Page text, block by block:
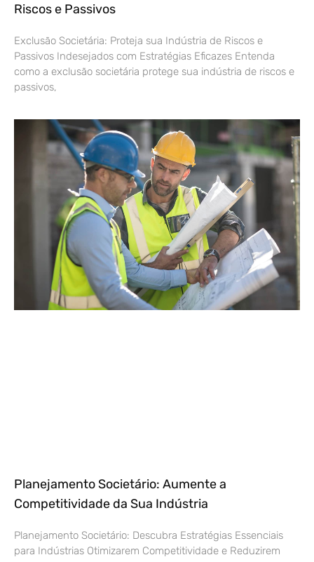
Riscos e Passivos
Exclusão Societária: Proteja sua Indústria de Riscos e
Passivos Indesejados com Estratégias Eficazes Entenda
como a exclusão societária protege sua indústria de riscos e
passivos,
Planejamento Societário: Aumente a
Competitividade da Sua Indústria
Planejamento Societário: Descubra Estratégias Essenciais
para Indústrias Otimizarem Competitividade e Reduzirem